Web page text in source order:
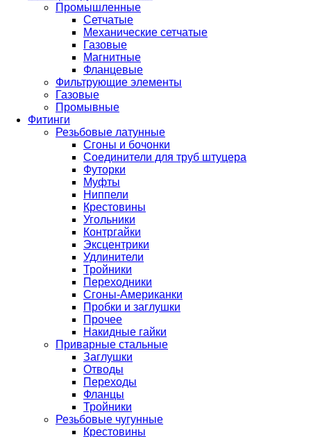
Промышленные
Сетчатые
Механические сетчатые
Газовые
Магнитные
Фланцевые
Фильтрующие элементы
Газовые
Промывные
Фитинги
Резьбовые латунные
Сгоны и бочонки
Соединители для труб штуцера
Футорки
Муфты
Ниппели
Крестовины
Угольники
Контргайки
Эксцентрики
Удлинители
Тройники
Переходники
Сгоны-Американки
Пробки и заглушки
Прочее
Накидные гайки
Приварные стальные
Заглушки
Отводы
Переходы
Фланцы
Тройники
Резьбовые чугунные
Крестовины